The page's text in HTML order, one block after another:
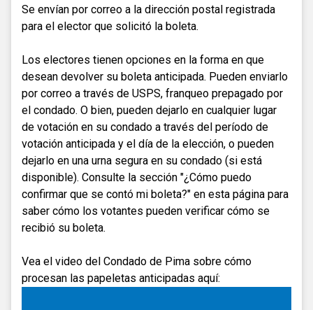
Se envían por correo a la dirección postal registrada
para el elector que solicitó la boleta.
Los electores tienen opciones en la forma en que
desean devolver su boleta anticipada. Pueden enviarlo
por correo a través de USPS, franqueo prepagado por
el condado. O bien, pueden dejarlo en cualquier lugar
de votación en su condado a través del período de
votación anticipada y el día de la elección, o pueden
dejarlo en una urna segura en su condado (si está
disponible). Consulte la sección "¿Cómo puedo
confirmar que se contó mi boleta?" en esta página para
saber cómo los votantes pueden verificar cómo se
recibió su boleta.
Vea el video del Condado de Pima sobre cómo
procesan las papeletas anticipadas aquí: